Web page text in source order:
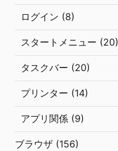
ログイン (8)
スタートメニュー (20)
タスクバー (20)
プリンター (14)
アプリ関係 (9)
ブラウザ (156)